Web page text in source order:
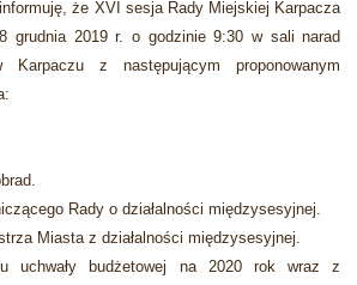
że XVI sesja Rady Miejskiej Karpacza
grudnia 2019 r. o godzinie 9:30 w sali narad
Karpaczu z następującym proponowanym
Rady o działalności międzysesyjnej.
Miasta z działalności międzysesyjnej.
uchwały budżetowej na 2020 rok wraz z